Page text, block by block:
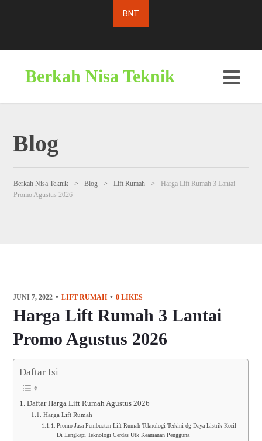
Berkah Nisa Teknik
Blog
Berkah Nisa Teknik > Blog > Lift Rumah >
Harga Lift Rumah 3 Lantai
Promo Agustus 2026
JUNI 7, 2022 LIFT RUMAH 0 LIKES
Harga Lift Rumah 3 Lantai
Promo Agustus 2026
Daftar Isi
Daftar Harga Lift Rumah Agustus 2026
Harga Lift Rumah
Promo Jasa Pembuatan Lift Rumah Teknologi Terkini dg Daya Listrik Kecil
Di Lengkapi Teknologi Cerdas Utk Keamanan Pengguna